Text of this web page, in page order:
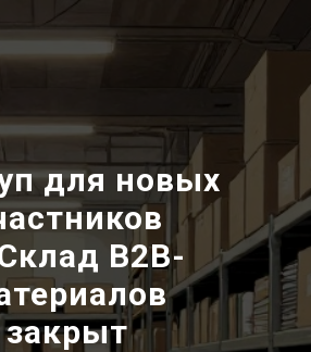
для новых
В2В-
закрыт